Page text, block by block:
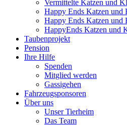
Vermittelte Katzen und
Happy Ends Katzen und
Happy Ends Katzen und
HappyEnds Katzen und
Taubenprojekt
Pension
Ihre Hilfe
Spenden
Mitglied werden
Gassigehen
Fahrzeugsponsoren
Über uns
Unser Tierheim
Das Team